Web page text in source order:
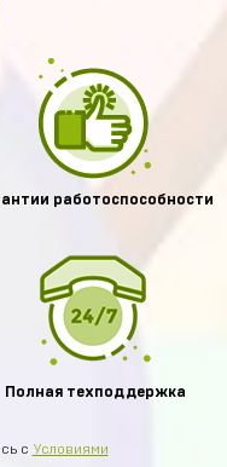
работоспособности
Полная техподдержка
с Условиями